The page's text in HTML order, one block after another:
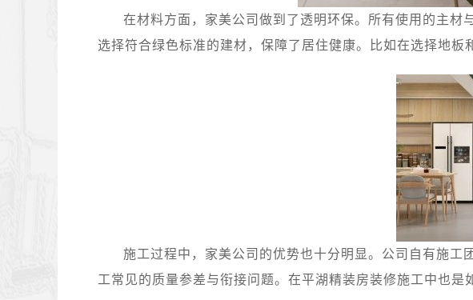
在材料方面，家美公司做到了透明环保。所有使用的主
选择符合绿色标准的建材，保障了居住健康。比如在选择地
施工过程中，家美公司的优势也十分明显。公司自有施
工常见的质量参差与衔接问题。在平湖精装房装修施工中也